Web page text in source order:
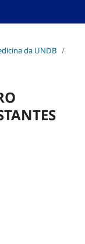
da UNDB /